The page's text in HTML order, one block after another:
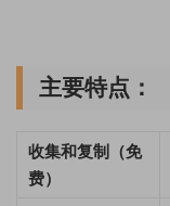
主要特点：
收集和复制（免
费）